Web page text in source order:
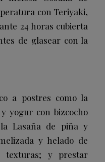
con Teriyaki,
24 horas cubierta
de glasear con la
a postres como la
yogur con bizcocho
Lasaña de piña y
y helado de
texturas; y prestar